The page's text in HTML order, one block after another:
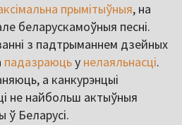
прымітыўныя, на
беларускамоўныя песні.
з падтрыманнем дзейных
падазраюцьу нелаяльнасці.
а канкурэнцыі
не найбольш актыўныя
ў Беларусі.